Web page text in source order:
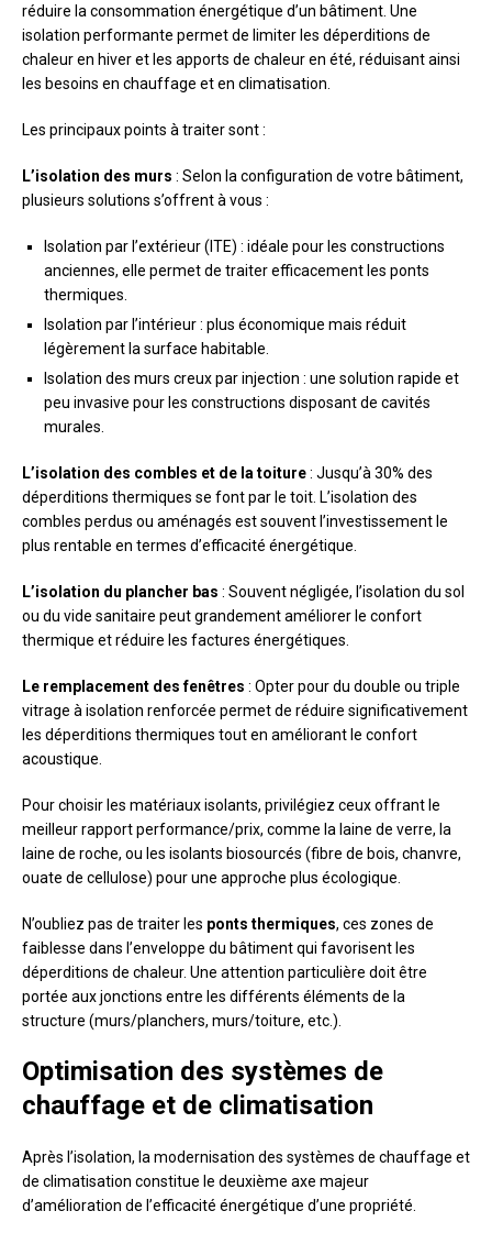
réduire la consommation énergétique d’un bâtiment. Une
isolation performante permet de limiter les déperditions de
chaleur en hiver et les apports de chaleur en été, réduisant ainsi
les besoins en chauffage et en climatisation.
Les principaux points à traiter sont :
L’isolation des murs : Selon la configuration de votre bâtiment,
plusieurs solutions s’offrent à vous :
Isolation par l’extérieur (ITE) : idéale pour les constructions
anciennes, elle permet de traiter efficacement les ponts
thermiques.
Isolation par l’intérieur : plus économique mais réduit
légèrement la surface habitable.
Isolation des murs creux par injection : une solution rapide et
peu invasive pour les constructions disposant de cavités
murales.
L’isolation des combles et de la toiture: Jusqu’à 30% des
déperditions thermiques se font par le toit. L’isolation des
combles perdus ou aménagés est souvent l’investissement le
plus rentable en termes d’efficacité énergétique.
L’isolation du plancher bas : Souvent négligée, l’isolation du sol
ou du vide sanitaire peut grandement améliorer le confort
thermique et réduire les factures énergétiques.
Le remplacement des fenêtres : Opter pour du double ou triple
vitrage à isolation renforcée permet de réduire significativement
les déperditions thermiques tout en améliorant le confort
acoustique.
Pour choisir les matériaux isolants, privilégiez ceux offrant le
meilleur rapport performance/prix, comme la laine de verre, la
laine de roche, ou les isolants biosourcés (fibre de bois, chanvre,
ouate de cellulose) pour une approche plus écologique.
N’oubliez pas de traiter les ponts thermiques, ces zones de
faiblesse dans l’enveloppe du bâtiment qui favorisent les
déperditions de chaleur. Une attention particulière doit être
portée aux jonctions entre les différents éléments de la
structure (murs/planchers, murs/toiture, etc.).
Optimisation des systèmes de
chauffage et de climatisation
Après l’isolation, la modernisation des systèmes de chauffage et
de climatisation constitue le deuxième axe majeur
d’amélioration de l’efficacité énergétique d’une propriété.